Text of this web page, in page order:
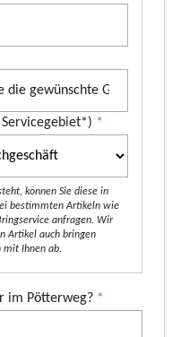
*
können Sie diese in
bestimmten Artikeln wie
anfragen. Wir
Artikel auch bringen
mit Ihnen ab.
im Pötterweg? *